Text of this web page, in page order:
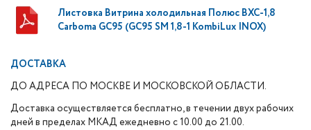
Листовка Витрина холодильная Полюс ВХС-1,8
Carboma GC95 (GC95 SM 1,8-1 KombiLux INOX)
ДОСТАВКА
ДО АДРЕСА ПО МОСКВЕ И МОСКОВСКОЙ ОБЛАСТИ.
Доставка осуществляется бесплатно, в течении двух рабочих
дней в пределах МКАД ежедневно с 10.00 до 21.00.